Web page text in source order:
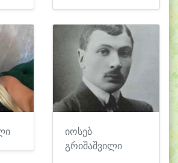
იოსებ
გრიშაშვილი